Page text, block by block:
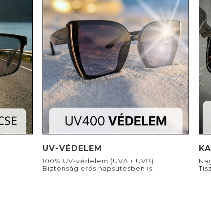
UV-VÉDELEM
100% UV-védelem (UVA + UVB).
Biztonság erős napsütésben is.